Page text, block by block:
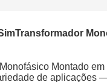
Transformador
Montado
de aplicações